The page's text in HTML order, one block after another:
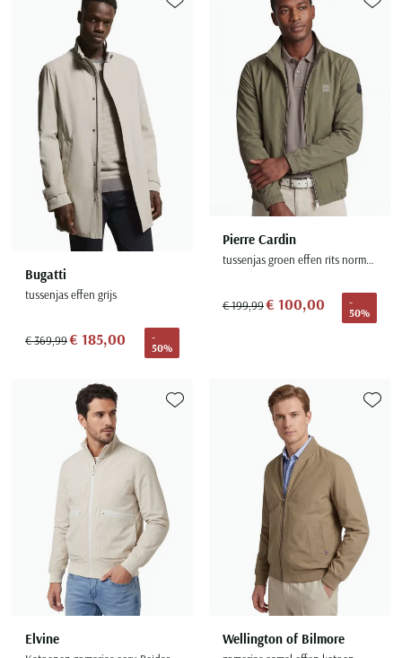
Bugatti
tussenjas effen grijs
€ 369,99€ 185,00
-
50%
Toevoegen aan favorieten
Pierre Cardin
tussenjas groen effen rits normale fit
€ 199,99€ 100,00
-
50%
Elvine
Toevoegen aan favorieten
Wellington of Bilmore